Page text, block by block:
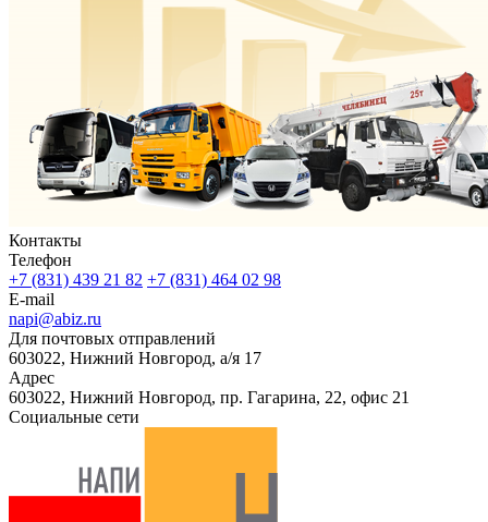
Контакты
Телефон
+7 (831) 439 21 82 +7 (831) 464 02 98
E-mail
napi@abiz.ru
Для почтовых отправлений
603022, Нижний Новгород, а/я 17
Адрес
603022, Нижний Новгород, пр. Гагарина, 22, офис 21
Социальные сети